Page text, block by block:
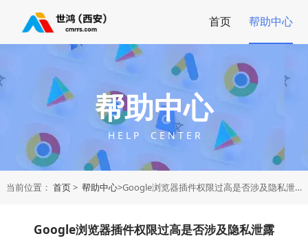
首页 帮助中心
帮助中心
H E L P C E N T E R
当前位置： 首页> 帮助中心>Google浏览器插件权限过高是否涉及隐私泄露
Google浏览器插件权限过高是否涉及隐私泄露